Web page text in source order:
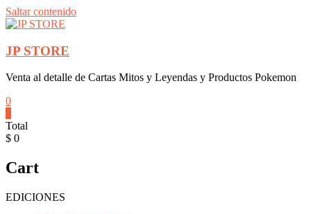
Saltar contenido
JP STORE
Venta al detalle de Cartas Mitos y Leyendas y Productos Pokemon
0
Total
$ 0
Cart
EDICIONES